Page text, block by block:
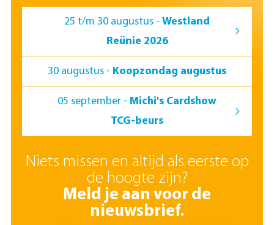
25 t/m 30 augustus - Westland
Reünie 2026
30 augustus - Koopzondag augustus
05 september - Michi's Cardshow
TCG-beurs
Niets missen en altijd als eerste op
de hoogte zijn?
Meld je aan voor de
nieuwsbrief.